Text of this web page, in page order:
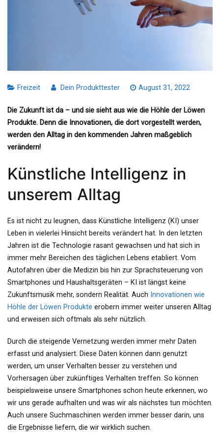
Freizeit Dein Produkttester August 31, 2022
Die Zukunft ist da – und sie sieht aus wie die Höhle der Löwen
Produkte. Denn die Innovationen, die dort vorgestellt werden,
werden den Alltag in den kommenden Jahren maßgeblich
verändern!
Künstliche Intelligenz in
unserem Alltag
Es ist nicht zu leugnen, dass Künstliche Intelligenz (KI) unser
Leben in vielerlei Hinsicht bereits verändert hat. In den letzten
Jahren ist die Technologie rasant gewachsen und hat sich in
immer mehr Bereichen des täglichen Lebens etabliert. Vom
Autofahren über die Medizin bis hin zur Sprachsteuerung von
Smartphones und Haushaltsgeräten – KI ist längst keine
Zukunftsmusik mehr, sondern Realität. Auch Innovationen wie
Höhle der Löwen Produkte erobern immer weiter unseren Alltag
und erweisen sich oftmals als sehr nützlich.
Durch die steigende Vernetzung werden immer mehr Daten
erfasst und analysiert. Diese Daten können dann genutzt
werden, um unser Verhalten besser zu verstehen und
Vorhersagen über zukünftiges Verhalten treffen. So können
beispielsweise unsere Smartphones schon heute erkennen, wo
wir uns gerade aufhalten und was wir als nächstes tun möchten.
Auch unsere Suchmaschinen werden immer besser darin, uns
die Ergebnisse liefern, die wir wirklich suchen.